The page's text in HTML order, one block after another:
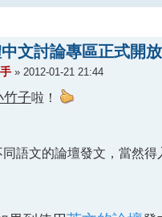
文討論專區正式開放
» 2012-01-21 21:44
竹子啦！
語文的論壇發文，當然得